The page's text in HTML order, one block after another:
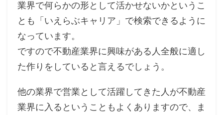
業界で何らかの形として活かせないかというこ
とも「いえらぶキャリア」で検索できるように
なっています。
ですので不動産業界に興味がある人全般に適し
た作りをしていると言えるでしょう。
他の業界で営業として活躍してきた人が不動産
業界に入るということもよくありますので、ま